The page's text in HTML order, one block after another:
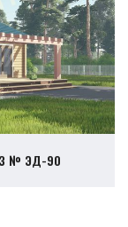
№ ЭД-90